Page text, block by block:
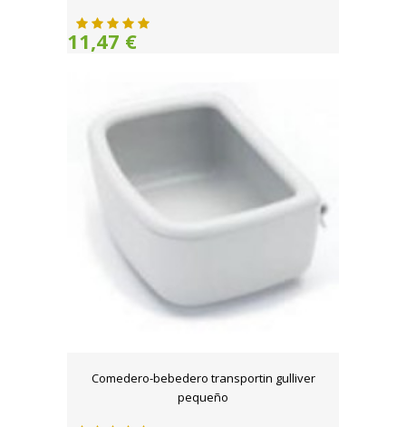
11,47 €
Comedero-bebedero transportin gulliver
pequeño